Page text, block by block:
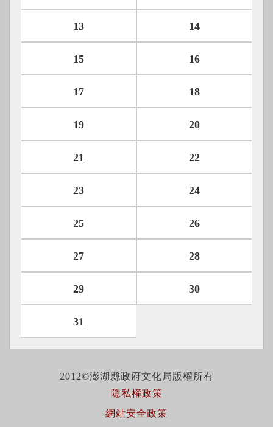
13 14
15 16
17 18
19 20
21 22
23 24
25 26
27 28
29 30
31
2012©澎湖縣政府文化局版權所有
隱私權政策
網站安全政策